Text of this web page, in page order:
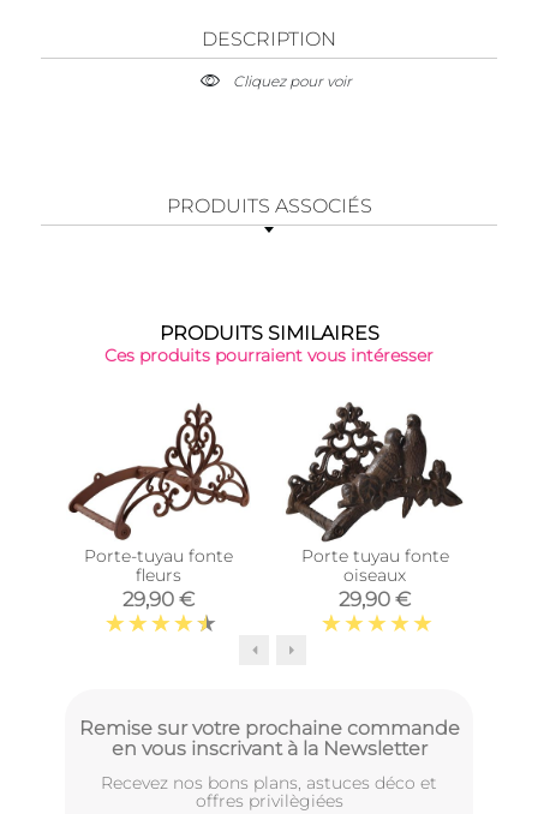
DESCRIPTION
Cliquez pour voir
PRODUITS ASSOCIÉS
PRODUITS SIMILAIRES
Ces produits pourraient vous intéresser
Porte-tuyau fonte
fleurs
29,90 €
Porte tuyau fonte
oiseaux
29,90 €
Remise sur votre prochaine commande
en vous inscrivant à la Newsletter
Recevez nos bons plans, astuces déco et
offres privilègiées